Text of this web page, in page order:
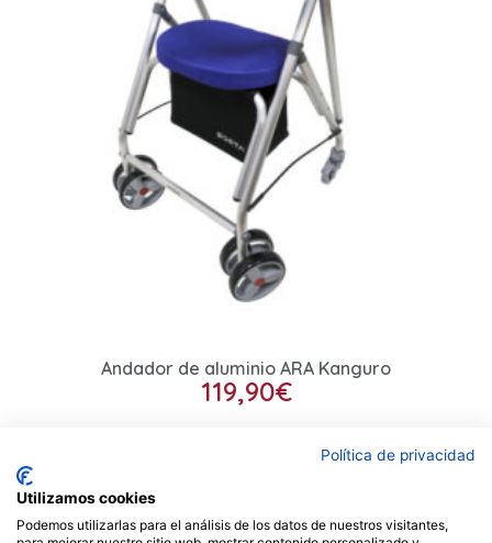
Andador de aluminio ARA Kanguro
119,90€
Seleccionar opciones
Contacto
Política de privacidad
Utilizamos cookies
Podemos utilizarlas para el análisis de los datos de nuestros visitantes,